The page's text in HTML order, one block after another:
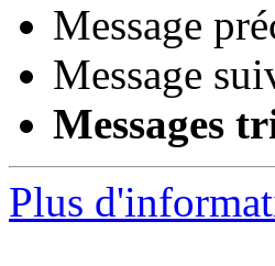
Message
Message
Messages
Plus